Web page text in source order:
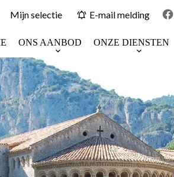
Mijn selectie E-mail melding
ONS AANBOD ONZE DIENSTEN